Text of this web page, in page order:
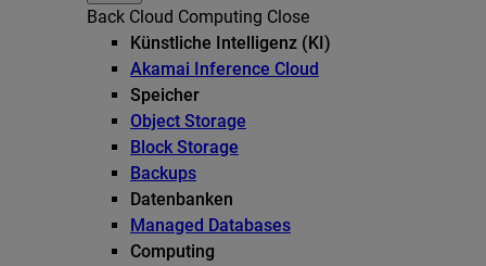
Back Cloud Computing Close
Künstliche Intelligenz (KI)
Akamai Inference Cloud
Speicher
Object Storage
Block Storage
Backups
Datenbanken
Managed Databases
Computing